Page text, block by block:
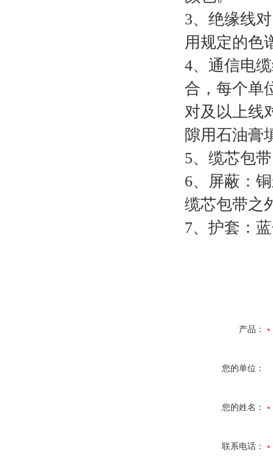
3、绝缘线
用规定的色
4、通信电
合，每个单
对及以上线
隙用石油膏
5、缆芯包
6、屏蔽：
缆芯包带之
7、护套：
产品：
您的单位：
您的姓名：
联系电话：